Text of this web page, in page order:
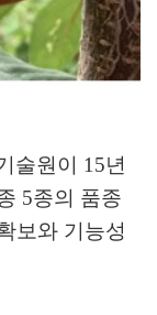
술원이 15년
5종의 품종
보와 기능성